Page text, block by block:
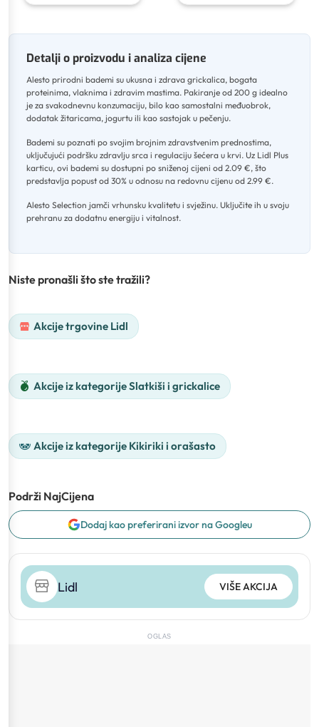
Detalji o proizvodu i analiza cijene
Alesto prirodni bademi su ukusna i zdrava grickalica, bogata
proteinima, vlaknima i zdravim mastima. Pakiranje od 200 g idealno
je za svakodnevnu konzumaciju, bilo kao samostalni međuobrok,
dodatak žitaricama, jogurtu ili kao sastojak u pečenju.
Bademi su poznati po svojim brojnim zdravstvenim prednostima,
uključujući podršku zdravlju srca i regulaciju šećera u krvi. Uz Lidl Plus
karticu, ovi bademi su dostupni po sniženoj cijeni od 2.09 €, što
predstavlja popust od 30% u odnosu na redovnu cijenu od 2.99 €.
Alesto Selection jamči vrhunsku kvalitetu i svježinu. Uključite ih u svoju
prehranu za dodatnu energiju i vitalnost.
Niste pronašli što ste tražili?
Akcije trgovine Lidl
Akcije iz kategorije Slatkiši i grickalice
Akcije iz kategorije Kikiriki i orašasto
Podrži NajCijena
Dodaj kao preferirani izvor na Googleu
Lidl VIŠE AKCIJA
OGLAS